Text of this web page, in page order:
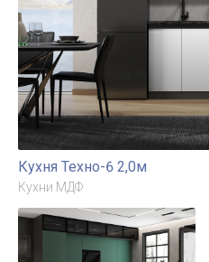
Кухня Техно-6 2,0м
Кухни МДФ